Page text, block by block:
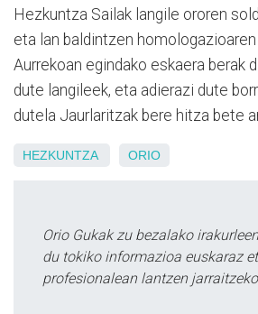
Hezkuntza Sailak langile ororen
eta lan baldintzen
Aurrekoan egindako eskaera berak
dute langileek, eta adierazi dute
dutela Jaurlaritzak bere hitza bete
HEZKUNTZA ORIO
Orio Gukak zu bezalako
du tokiko informazioa euskaraz
profesionalean lantzen